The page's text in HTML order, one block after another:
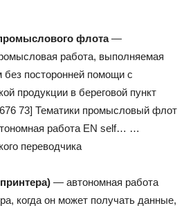
флота—
работа, выполняемая
посторонней помощи с
продукции в береговой пункт
73] Тематики промысловый флот
работа EN self… …
переводчика
— автономная работа
когда он может получать данные,